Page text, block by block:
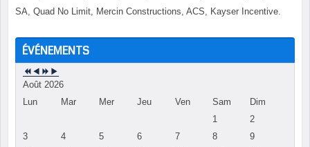
SA, Quad No Limit, Mercin Constructions, ACS, Kayser Incentive.
ÉVÉNEMENTS
Août 2026
Lun
Mar Mer Jeu Ven Sam
Dim
1
2
3
4 5 6 7 8
9